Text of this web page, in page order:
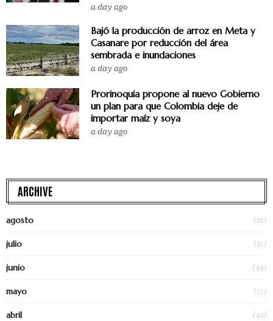
a day ago
Bajó la producción de arroz en Meta y
Casanare por reducción del área
sembrada e inundaciones
a day ago
Prorinoquia propone al nuevo Gobierno
un plan para que Colombia deje de
importar maíz y soya
a day ago
ARCHIVE
agosto (21)
julio (81)
junio (49)
mayo (53)
abril (45)